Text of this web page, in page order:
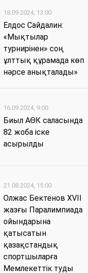
18.09.2024, 13:00
Елдос Сайдалин:
«Мықтылар
турнирінен» соң
ұлттық құрамада көп
нәрсе анықталады»
16.09.2024, 9:00
Биыл АӨК саласында
82 жоба іске
асырылды
21.08.2024, 15:00
Олжас Бектенов XVII
жазғы Паралимпиада
ойындарына
қатысатын
қазақстандық
спортшыларға
Мемлекеттік туды